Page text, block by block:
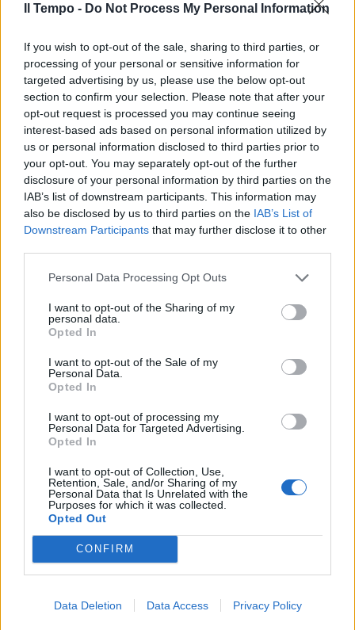
Il Tempo - Do Not Process My Personal Information
If you wish to opt-out of the sale, sharing to third parties, or
processing of your personal or sensitive information for
targeted advertising by us, please use the below opt-out
section to confirm your selection. Please note that after your
opt-out request is processed you may continue seeing
interest-based ads based on personal information utilized by
us or personal information disclosed to third parties prior to
your opt-out. You may separately opt-out of the further
disclosure of your personal information by third parties on the
IAB’s list of downstream participants. This information may
also be disclosed by us to third parties on the IAB’s List of
Downstream Participants that may further disclose it to other
Personal Data Processing Opt Outs
I want to opt-out of the Sharing of my
personal data.
Opted In
I want to opt-out of the Sale of my
Personal Data.
Opted In
I want to opt-out of processing my
Personal Data for Targeted Advertising.
Opted In
I want to opt-out of Collection, Use,
Retention, Sale, and/or Sharing of my
Personal Data that Is Unrelated with the
Purposes for which it was collected.
Opted Out
CONFIRM
Data Deletion Data Access Privacy Policy
In evidenza